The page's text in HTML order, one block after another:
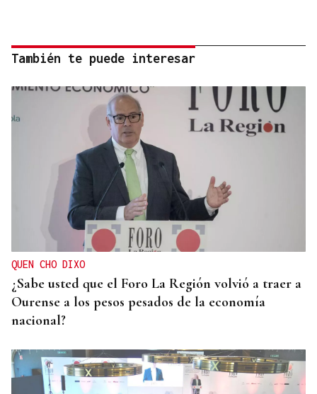
También te puede interesar
QUEN CHO DIXO
¿Sabe usted que el Foro La Región volvió a traer a
Ourense a los pesos pesados de la economía
nacional?